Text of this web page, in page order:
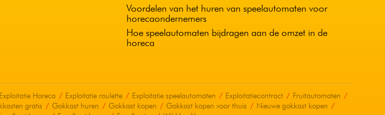
Voordelen van het huren van speelautomaten voor
horecaondernemers
Hoe speelautomaten bijdragen aan de omzet in de
horeca
Exploitatie Horeca Exploitatie roulette Exploitatie speelautomaten Exploitatiecontract
Fruitautomaten
gratis Gokkast huren Gokkast kopen Gokkast kopen voor thuis
Nieuwe gokkast kopen